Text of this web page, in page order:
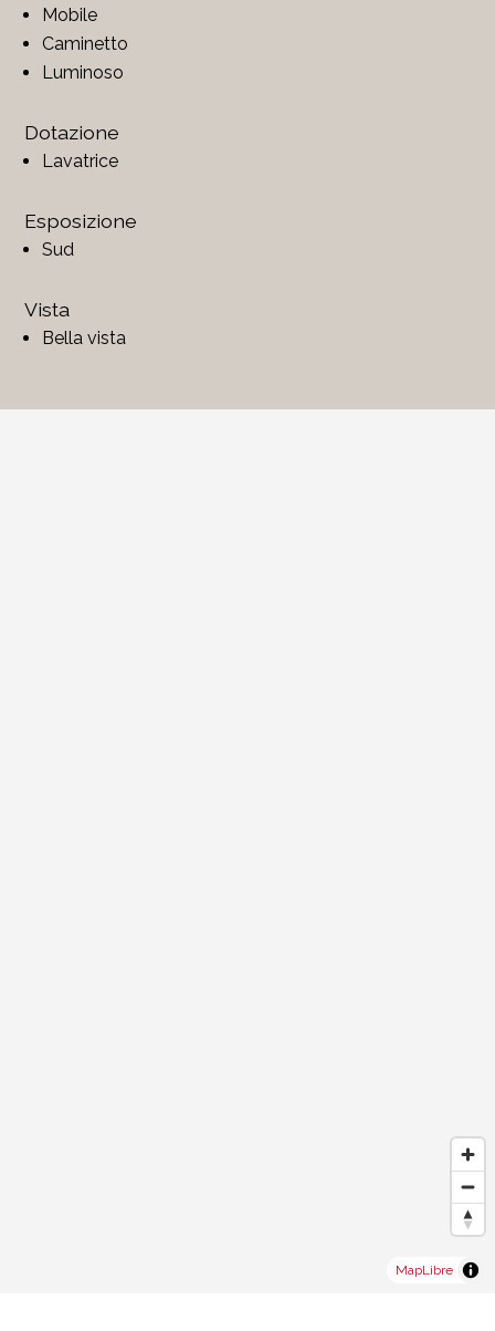
Mobile
Caminetto
Luminoso
Dotazione
Lavatrice
Esposizione
Sud
Vista
Bella vista
MapLibre